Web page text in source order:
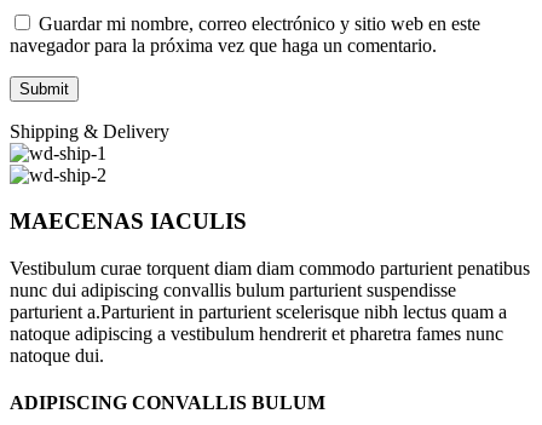
Guardar mi nombre, correo electrónico y sitio web en este
navegador para la próxima vez que haga un comentario.
Shipping & Delivery
MAECENAS IACULIS
Vestibulum curae torquent diam diam commodo parturient penatibus
nunc dui adipiscing convallis bulum parturient suspendisse
parturient a.Parturient in parturient scelerisque nibh lectus quam a
natoque adipiscing a vestibulum hendrerit et pharetra fames nunc
natoque dui.
ADIPISCING CONVALLIS BULUM